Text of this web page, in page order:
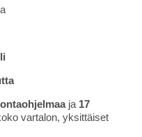
ja 17
vartalon, yksittäiset